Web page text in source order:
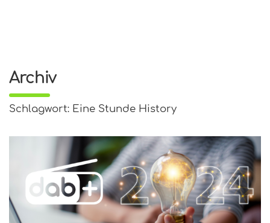
Archiv
Schlagwort: Eine Stunde History